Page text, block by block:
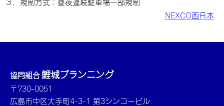
NEXCO西日本
協同組合鯉城プランニング
〒730-0051
広島市中区大手町4-3-1 第3シンコービル